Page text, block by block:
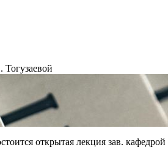
открытая лекция зав.